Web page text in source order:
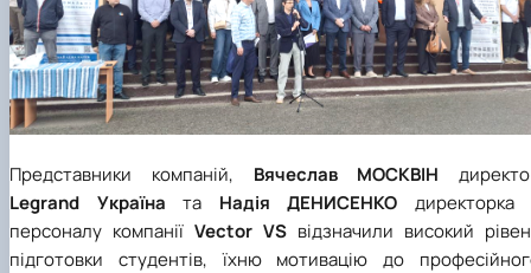
Представники компаній, Вячеслав МОСКВІН
Legrand Україна та Надія ДЕНИСЕНКО
директорка
персоналу компанії Vector VS відзначили високий
підготовки студентів, їхню мотивацію до